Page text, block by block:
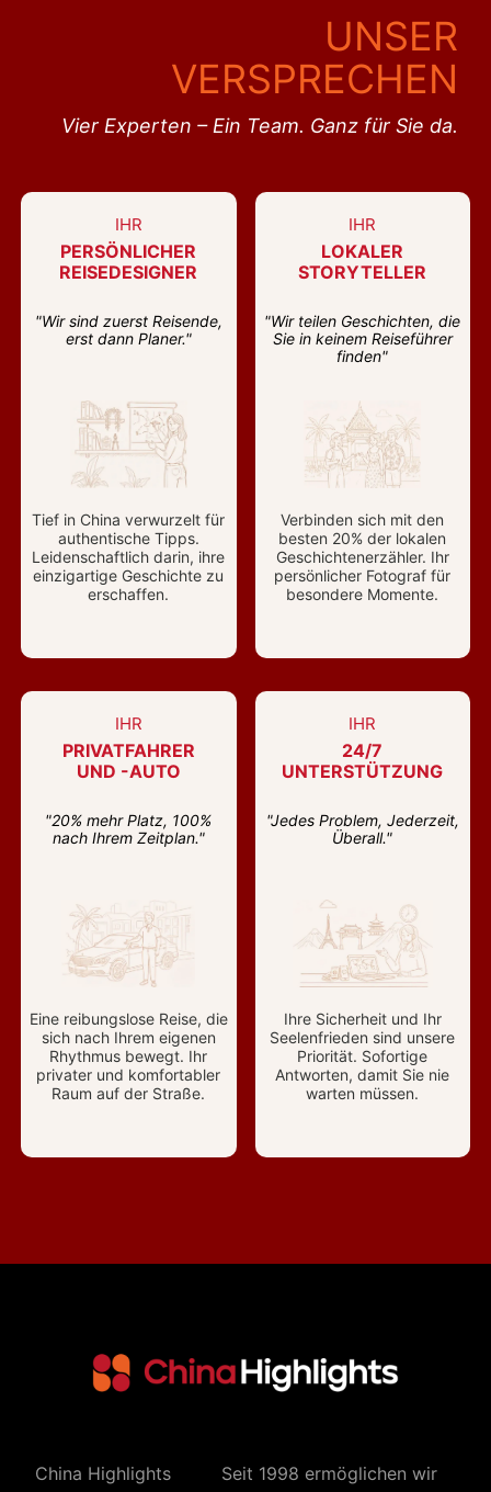
UNSER
VERSPRECHEN
Vier Experten – Ein Team. Ganz für Sie da.
IHR
PERSÖNLICHER
REISEDESIGNER
"Wir sind zuerst Reisende,
erst dann Planer."
Tief in China verwurzelt für
authentische Tipps.
Leidenschaftlich darin, ihre
einzigartige Geschichte zu
erschaffen.
IHR
LOKALER
STORYTELLER
"Wir teilen Geschichten, die
Sie in keinem Reiseführer
finden"
Verbinden sich mit den
besten 20% der lokalen
Geschichtenerzähler. Ihr
persönlicher Fotograf für
besondere Momente.
IHR
PRIVATFAHRER
UND -AUTO
"20% mehr Platz, 100%
nach Ihrem Zeitplan."
Eine reibungslose Reise, die
sich nach Ihrem eigenen
Rhythmus bewegt. Ihr
privater und komfortabler
Raum auf der Straße.
IHR
24/7
UNTERSTÜTZUNG
"Jedes Problem, Jederzeit,
Überall."
Ihre Sicherheit und Ihr
Seelenfrieden sind unsere
Priorität. Sofortige
Antworten, damit Sie nie
warten müssen.
China Highlights
Seit 1998 ermöglichen wir